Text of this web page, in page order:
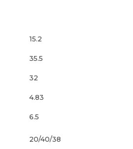
15.2
35.5
32
4.83
6.5
20/40/38